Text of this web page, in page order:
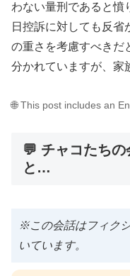
わない量刑であると憤
日控訴に対しても反省
の重さを考慮すべきだ
分かれていますが、家
🌐 This post includes an
💬 チャコたち
と…
※この会話はフィク
いています。